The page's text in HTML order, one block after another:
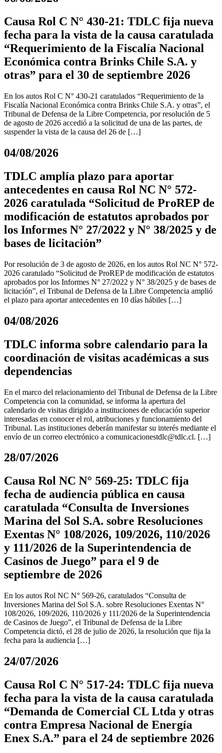
Causa Rol C N° 430-21: TDLC fija nueva
fecha para la vista de la causa caratulada
“Requerimiento de la Fiscalía Nacional
Económica contra Brinks Chile S.A. y
otras” para el 30 de septiembre 2026
En los autos Rol C N° 430-21 caratulados “Requerimiento de la
Fiscalía Nacional Económica contra Brinks Chile S.A. y otras”, el
Tribunal de Defensa de la Libre Competencia, por resolución de 5
de agosto de 2026 accedió a la solicitud de una de las partes, de
suspender la vista de la causa del 26 de […]
04/08/2026
TDLC amplía plazo para aportar
antecedentes en causa Rol NC N° 572-
2026 caratulada “Solicitud de ProREP de
modificación de estatutos aprobados por
los Informes N° 27/2022 y N° 38/2025 y de
bases de licitación”
Por resolución de 3 de agosto de 2026, en los autos Rol NC N° 572-
2026 caratulado “Solicitud de ProREP de modificación de estatutos
aprobados por los Informes N° 27/2022 y N° 38/2025 y de bases de
licitación”, el Tribunal de Defensa de la Libre Competencia amplió
el plazo para aportar antecedentes en 10 días hábiles […]
04/08/2026
TDLC informa sobre calendario para la
coordinación de visitas académicas a sus
dependencias
En el marco del relacionamiento del Tribunal de Defensa de la Libre
Competencia con la comunidad, se informa la apertura del
calendario de visitas dirigido a instituciones de educación superior
interesadas en conocer el rol, atribuciones y funcionamiento del
Tribunal. Las instituciones deberán manifestar su interés mediante el
envío de un correo electrónico a comunicacionestdlc@tdlc.cl. […]
28/07/2026
Causa Rol NC N° 569-25: TDLC fija
fecha de audiencia pública en causa
caratulada “Consulta de Inversiones
Marina del Sol S.A. sobre Resoluciones
Exentas N° 108/2026, 109/2026, 110/2026
y 111/2026 de la Superintendencia de
Casinos de Juego” para el 9 de
septiembre de 2026
En los autos Rol NC N° 569-26, caratulados “Consulta de
Inversiones Marina del Sol S.A. sobre Resoluciones Exentas N°
108/2026, 109/2026, 110/2026 y 111/2026 de la Superintendencia
de Casinos de Juego”, el Tribunal de Defensa de la Libre
Competencia dictó, el 28 de julio de 2026, la resolución que fija la
fecha para la audiencia […]
24/07/2026
Causa Rol C N° 517-24: TDLC fija nueva
fecha para la vista de la causa caratulada
“Demanda de Comercial CL Ltda y otras
contra Empresa Nacional de Energía
Enex S.A.” para el 24 de septiembre 2026